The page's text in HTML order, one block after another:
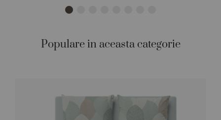
Populare in aceasta categorie